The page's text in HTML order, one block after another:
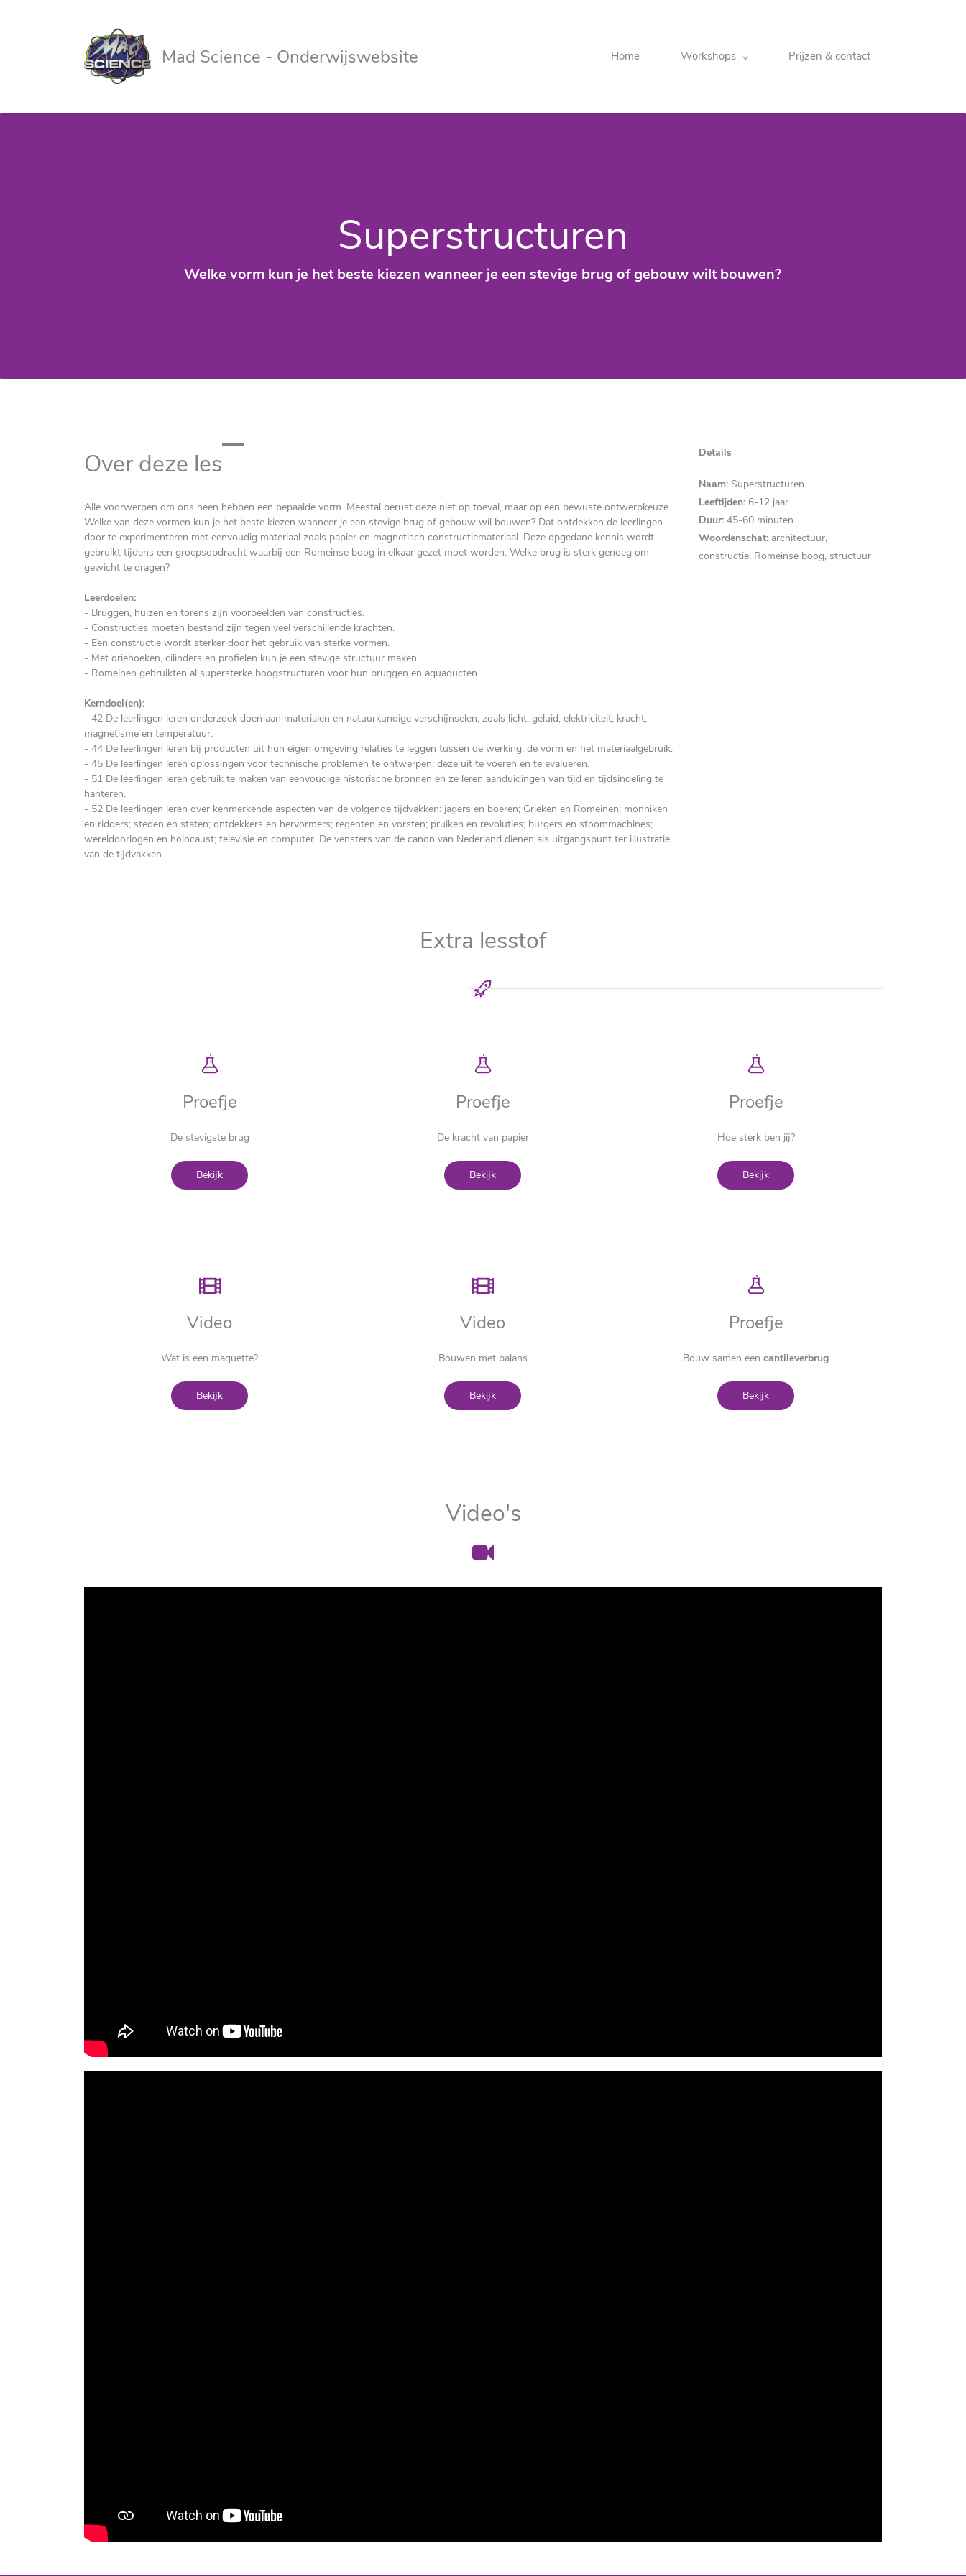
Mad Science - Onderwijswebsite Home Workshops Prijzen & contact
Superstructuren
Welke vorm kun je het beste kiezen wanneer je een stevige brug of gebouw wilt bouwen?
Over deze les
Alle voorwerpen om ons heen hebben een bepaalde vorm. Meestal berust deze niet op toeval, maar op een bewuste ontwerpkeuze.
Welke van deze vormen kun je het beste kiezen wanneer je een stevige brug of gebouw wil bouwen? Dat ontdekken de leerlingen
door te experimenteren met eenvoudig materiaal zoals papier en magnetisch constructiemateriaal. Deze opgedane kennis wordt
gebruikt tijdens een groepsopdracht waarbij een Romeinse boog in elkaar gezet moet worden. Welke brug is sterk genoeg om
gewicht te dragen?
Leerdoelen:
- Bruggen, huizen en torens zijn voorbeelden van constructies.
- Constructies moeten bestand zijn tegen veel verschillende krachten.
- Een constructie wordt sterker door het gebruik van sterke vormen.
- Met driehoeken, cilinders en profielen kun je een stevige structuur maken.
- Romeinen gebruikten al supersterke boogstructuren voor hun bruggen en aquaducten.
Kerndoel(en):
- 42 De leerlingen leren onderzoek doen aan materialen en natuurkundige verschijnselen, zoals licht, geluid, elektriciteit, kracht,
magnetisme en temperatuur.
- 44 De leerlingen leren bij producten uit hun eigen omgeving relaties te leggen tussen de werking, de vorm en het materiaalgebruik.
- 45 De leerlingen leren oplossingen voor technische problemen te ontwerpen, deze uit te voeren en te evalueren.
- 51 De leerlingen leren gebruik te maken van eenvoudige historische bronnen en ze leren aanduidingen van tijd en tijdsindeling te
hanteren.
- 52 De leerlingen leren over kenmerkende aspecten van de volgende tijdvakken: jagers en boeren; Grieken en Romeinen; monniken
en ridders; steden en staten; ontdekkers en hervormers; regenten en vorsten; pruiken en revoluties; burgers en stoommachines;
wereldoorlogen en holocaust; televisie en computer. De vensters van de canon van Nederland dienen als uitgangspunt ter illustratie
van de tijdvakken.
Details
Naam: Superstructuren
Leeftijden: 6-12 jaar
Duur: 45-60 minuten
Woordenschat: architectuur,
constructie, Romeinse boog, structuur
Extra lesstof
Proefje
De stevigste brug
Bekijk
Proefje
De kracht van papier
Bekijk
Proefje
Hoe sterk ben jij?
Bekijk
Video
Wat is een maquette?
Bekijk
Video
Bouwen met balans
Bekijk
Proefje
Bouw samen eencantileverbrug
Bekijk
Video's